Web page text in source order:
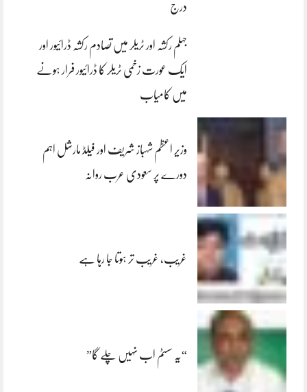
درج
جہلم رکشہ اور ٹریلر میں تصادم رکشہ ڈرائیور اور
ایک عورت زخمی ٹریلر کا ڈرائیور فرار ہونے
میں کامیاب
وزیر اعظم شہباز شریف اور فیلڈ مارشل اہم
دورے پر سعودی عرب روانہ
غریب، غریب تر ہوتا جا رہا ہے
“یہ سسٹم اب نہیں چلے گا”